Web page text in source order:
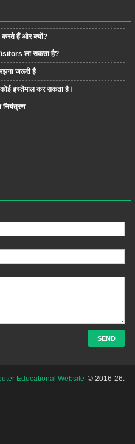
हैं और क्यों?
ला सकता है?
जरूरी है
इस्तेमाल कर सकता है।
Educational Website © 2016-26.